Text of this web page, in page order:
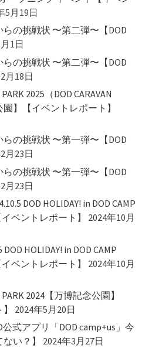
5月19日
らの挑戦状 〜第二弾〜【DOD
1日
らの挑戦状 〜第二弾〜【DOD
月18日
2025（DOD CARAVAN
】【イベントレポート】
らの挑戦状 〜第一弾〜【DOD
月23日
らの挑戦状 〜第一弾〜【DOD
月23日
DOD HOLIDAY! in DOD CAMP
イベントレポート】
2024年10月
HOLIDAY! in DOD CAMP
イベントレポート】
2024年10月
2024【万博記念公園】
2024年5月20日
公式アプリ「DOD camp+us」今
い？】
2024年3月27日